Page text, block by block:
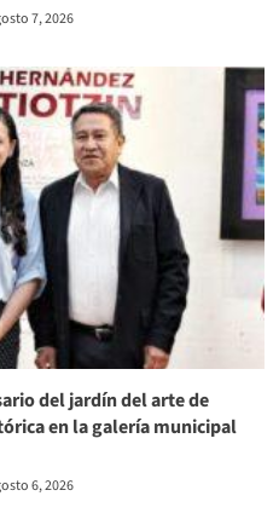
7, 2026
del jardín del arte de
en la galería municipal
6, 2026